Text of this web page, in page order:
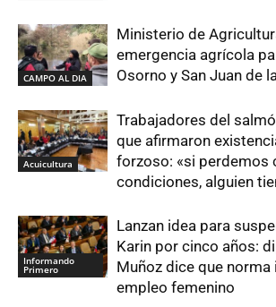
CAMPO AL DIA
Ministerio de
emergencia agrícola
Osorno y San Juan de
Acuicultura
Trabajadores del
que afirmaron
forzoso: «si perdemos
condiciones, alguien
Informando
Primero
Lanzan idea para
Karin por cinco años:
Muñoz dice que norma
empleo femenino